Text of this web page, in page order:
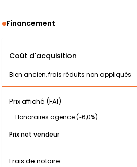
Financement
Coût d'acquisition
Bien ancien, frais réduits non appliqués
Prix affiché (FAI)
Honoraires agence (~6,0%)
Prix net vendeur
Frais de notaire